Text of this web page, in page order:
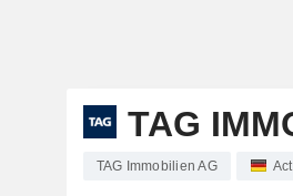
TAG
TAG Immobilien AG